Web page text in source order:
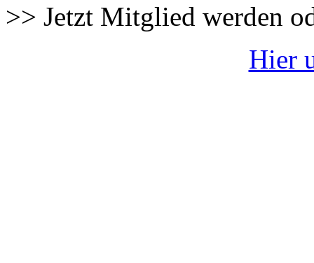
>> Jetzt Mitglied werden
Hier